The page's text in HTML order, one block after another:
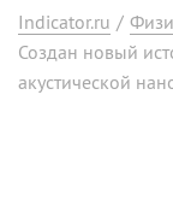
Indicator.ru /
Создан новый
акустической